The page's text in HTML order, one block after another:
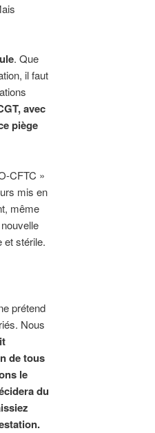
. Que
il faut
avec
piège
CFTC »
mis en
même
et stérile.
prétend
Nous
de tous
le
du